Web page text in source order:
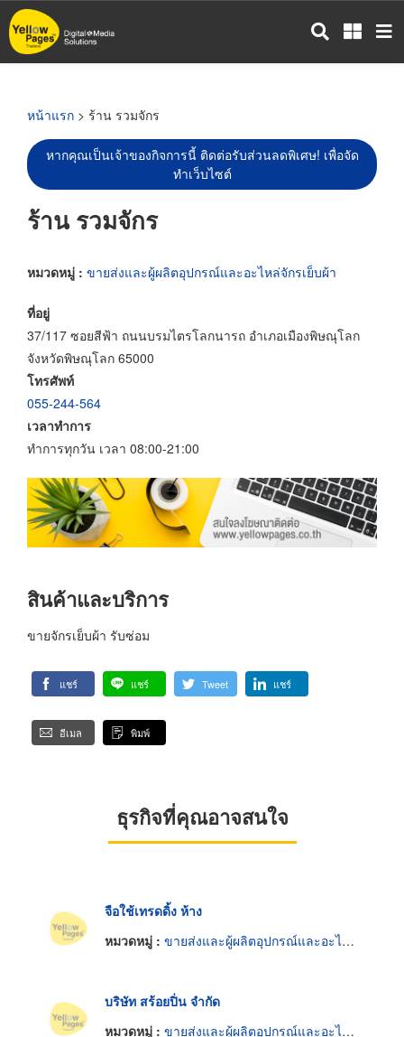
ข้าม
ไป
หน้าแรก > ร้าน รวมจักร
หากคุณเป็นเจ้าของกิจการนี้ ติดต่อรับส่วนลดพิเศษ! เพื่อจัด
ทำเว็บไซต์
ร้าน รวมจักร
หมวดหมู่ : ขายส่งและผู้ผลิตอุปกรณ์และอะไหล่จักรเย็บผ้า
ที่อยู่
37/117 ซอยสีฟ้า ถนนบรมไตรโลกนารถ อำเภอเมืองพิษณุโลก
จังหวัดพิษณุโลก 65000
โทรศัพท์
055-244-564
เวลาทำการ
ทำการทุกวัน เวลา 08:00-21:00
สินค้าและบริการ
ขายจักรเย็บผ้า รับซ่อม
แชร์ แชร์ Tweet แชร์
อีเมล พิมพ์
ธุรกิจที่คุณอาจสนใจ
จือใช้เทรดดิ้ง ห้าง
หมวดหมู่ : ขายส่งและผู้ผลิตอุปกรณ์และอะไหล่จักรเย็บผ้า
บริษัท สร้อยปิ่น จำกัด
หมวดหมู่ : ขายส่งและผู้ผลิตอุปกรณ์และอะไหล่จักรเย็บผ้า